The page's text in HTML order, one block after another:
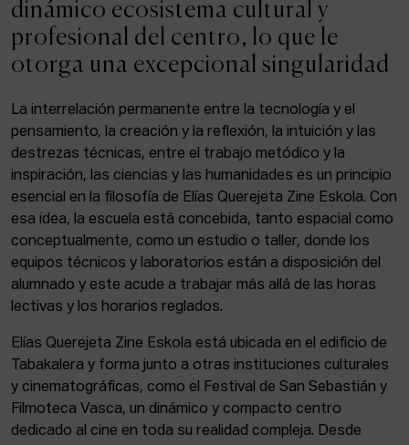
Admisión
Intranet
Facebook Equis Instagram
© Elías Querejeta Zine Eskola 2026
Tabakalera · Andre zigarrogileak plaza, 1
20012 Donostia / San Sebastián
T. 0034 943 545 005
E. info@zine-eskola.eus
dinámico ecosistema cultural y
profesional del centro, lo que le
otorga una excepcional singularidad
La interrelación permanente entre la tecnología y el
pensamiento, la creación y la reflexión, la intuición y las
destrezas técnicas, entre el trabajo metódico y la
inspiración, las ciencias y las humanidades es un principio
esencial en la filosofía de Elías Querejeta Zine Eskola. Con
esa idea, la escuela está concebida, tanto espacial como
conceptualmente, como un estudio o taller, donde los
equipos técnicos y laboratorios están a disposición del
alumnado y este acude a trabajar más allá de las horas
lectivas y los horarios reglados.
Elías Querejeta Zine Eskola está ubicada en el edificio de
Tabakalera y forma junto a otras instituciones culturales
y cinematográficas, como el Festival de San Sebastián y
Filmoteca Vasca, un dinámico y compacto centro
dedicado al cine en toda su realidad compleja. Desde